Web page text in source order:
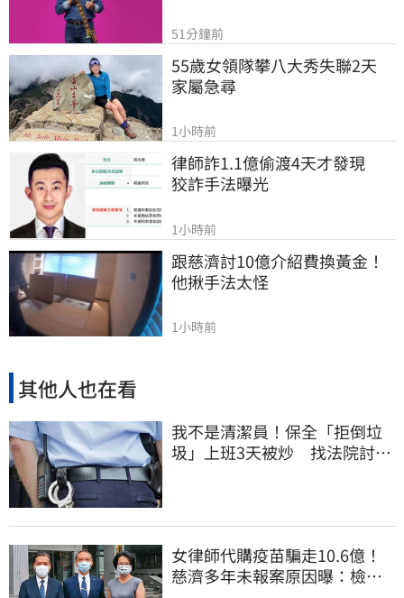
51分鐘前
55歲女領隊攀八大秀失聯2天
家屬急尋
1小時前
律師詐1.1億偷渡4天才發現
狡詐手法曝光
1小時前
跟慈濟討10億介紹費換黃金！
他揪手法太怪
1小時前
其他人也在看
我不是清潔員！保全「拒倒垃
圾」上班3天被炒 找法院討公
女律師代購疫苗騙走10.6億！
慈濟多年未報案原因曝：檢警